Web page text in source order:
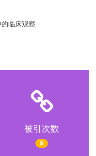
临床观察
被引次数
8